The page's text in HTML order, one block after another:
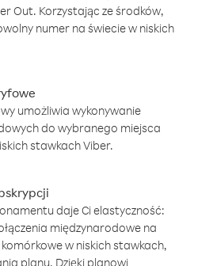
Out. Korzystając ze środków,
numer na świecie w niskich
umożliwia wykonywanie
do wybranego miejsca
stawkach Viber.
daje Ci elastyczność:
międzynarodowe na
w niskich stawkach,
planu. Dzięki planowi